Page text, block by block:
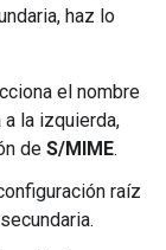
haz lo
el nombre
la izquierda,
de S/MIME.
raíz